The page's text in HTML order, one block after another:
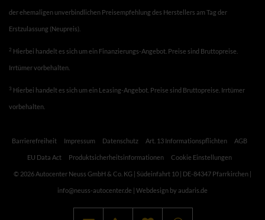
der ehemaligen unverbindlichen Preisempfehlung des Herstellers am Tag der
Erstzulassung (Neupreis).
2 Hierbei handelt es sich um ein Finanzierungs-Angebot. Preise sind Bruttopreise.
Irrtümer vorbehalten.
3 Hierbei handelt es sich um ein Leasing-Angebot. Preise sind Bruttopreise. Irrtümer
vorbehalten.
Barrierefreiheit Impressum Datenschutz Art. 13 Informationspflichten AGB
EU Data Act Produktsicherheitsinformationen Cookie Einstellungen
© 2026 Autocenter Neuss GmbH & Co. KG | Südeinfahrt 10 | DE-84347 Pfarrkirchen |
info@neuss-autocenter.de | Webdesign by audaris.de